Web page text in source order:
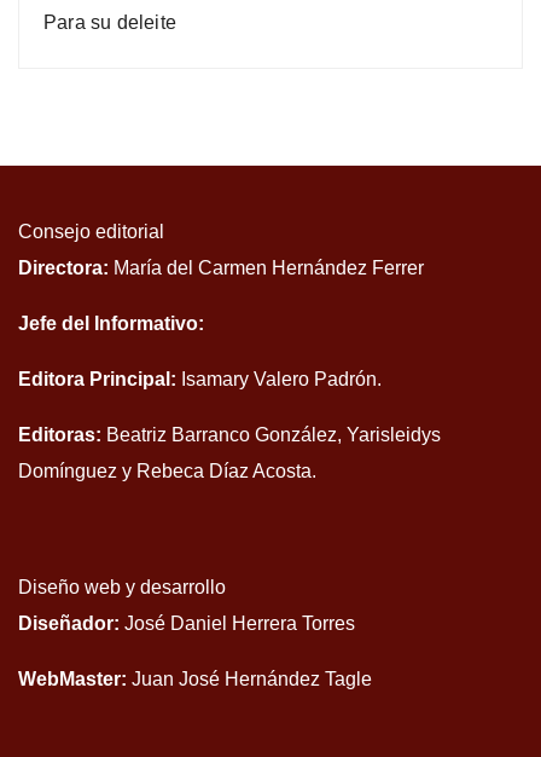
Para su deleite
Consejo editorial
Directora: María del Carmen Hernández Ferrer
Jefe del Informativo:
Editora Principal: Isamary Valero Padrón.
Editoras: Beatriz Barranco González, Yarisleidys
Domínguez y Rebeca Díaz Acosta.
Diseño web y desarrollo
Diseñador: José Daniel Herrera Torres
WebMaster: Juan José Hernández Tagle